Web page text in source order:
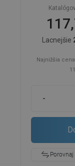
Lacnejšie
Najnižšia
-
Porovnaj